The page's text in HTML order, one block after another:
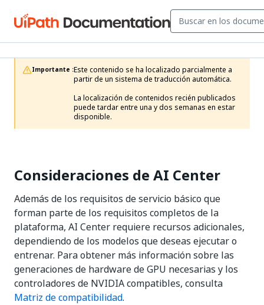
Importante :Este contenido se ha localizado parcialmente a
partir de un sistema de traducción automática.
La localización de contenidos recién publicados
puede tardar entre una y dos semanas en estar
disponible.
Consideraciones de AI Center
Además de los requisitos de servicio básico que
forman parte de los requisitos completos de la
plataforma, AI Center requiere recursos adicionales,
dependiendo de los modelos que deseas ejecutar o
entrenar. Para obtener más información sobre las
generaciones de hardware de GPU necesarias y los
controladores de NVIDIA compatibles, consulta
Matriz de compatibilidad.